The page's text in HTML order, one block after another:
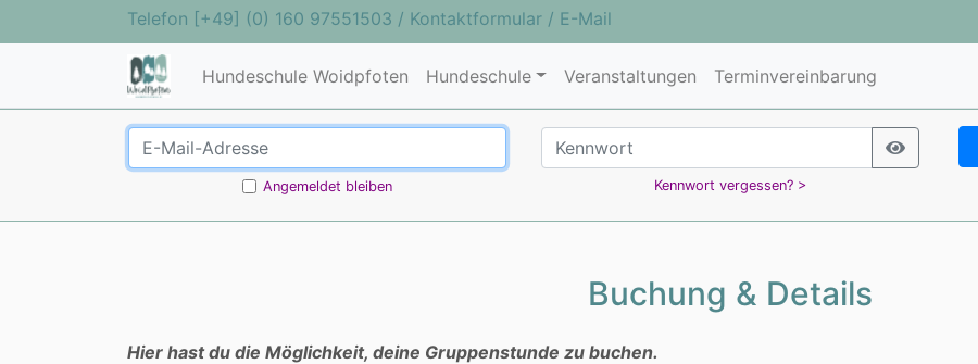
Telefon [+49] (0) 160 97551503 / Kontaktformular / E-Mail
Hundeschule Woidpfoten Hundeschule Veranstaltungen Terminvereinbarung
Angemeldet bleiben Kennwort vergessen? >
Buchung & Details
Hier hast du die Möglichkeit, deine Gruppenstunde zu buchen.